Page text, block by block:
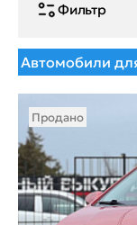
Фильтр
Автомобили
Продано